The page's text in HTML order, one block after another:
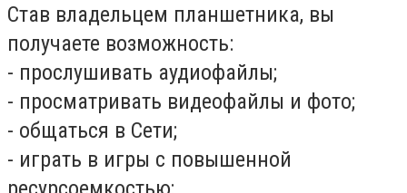
Став владельцем планшетника, вы
получаете возможность:
- прослушивать аудиофайлы;
- просматривать видеофайлы и фото;
- общаться в Сети;
- играть в игры с повышенной